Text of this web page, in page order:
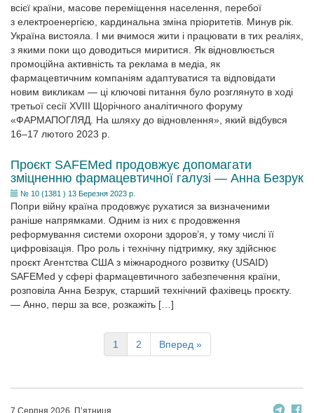
всієї країни, масове переміщення населення, перебої
з електроенергією, кардинальна зміна пріоритетів. Минув рік.
Україна вистояла. І ми вчимося жити і працювати в тих реаліях,
з якими поки що доводиться миритися. Як відновлюється
промоційна активність та реклама в медіа, як
фармацевтичним компаніям адаптуватися та відповідати
новим викликам — ці ключові питання було розглянуто в ході
третьої сесії XVIІІ Щорічного аналітичного форуму
«ФАРМАПОГЛЯД. На шляху до відновлення», який відбувся
16–17 лютого 2023 р.
Проєкт SAFEMed продовжує допомагати
зміцненню фармацевтичної галузі — Анна Безрук
№ 10 (1381 ) 13 Березня 2023 р.
Попри війну країна продовжує рухатися за визначеними
раніше напрямками. Одним із них є продовження
реформування системи охорони здоров’я, у тому числі її
цифровізація. Про роль і технічну підтримку, яку здійснює
проєкт Агентства США з міжнародного розвитку (USAID)
SAFEMed у сфері фармацевтичного забезпечення країни,
розповіла Анна Безрук, старший технічний фахівець проєкту.
— Анно, перш за все, розкажіть […]
1 2 Вперед »
7 Серпня 2026, П’ятниця